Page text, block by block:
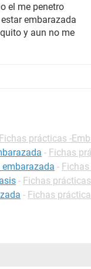
el me penetro
embarazada
y aun no me
Fichas prácticas -
- Fichas
-
- Fichas
- Fichas